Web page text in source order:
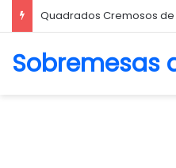
Biscoito Amanteigado
Sobremesas